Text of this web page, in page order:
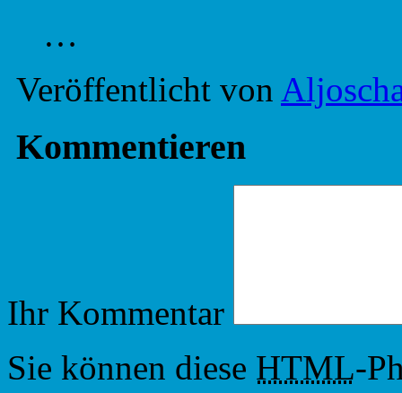
…
Veröffentlicht von
Kommentieren
Ihr Kommentar
Sie können diese HTML-